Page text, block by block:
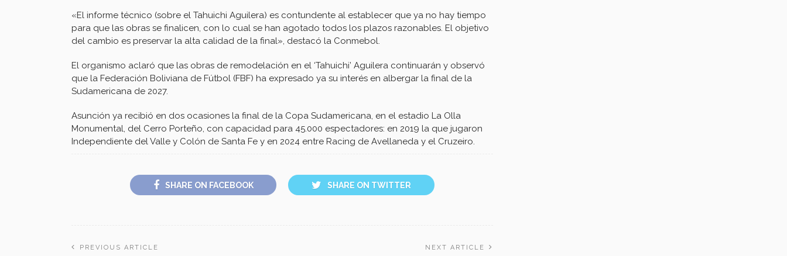
«El informe técnico (sobre el Tahuichi Aguilera) es contundente al establecer que ya no hay tiempo
para que las obras se finalicen, con lo cual se han agotado todos los plazos razonables. El objetivo
del cambio es preservar la alta calidad de la final», destacó la Conmebol.
El organismo aclaró que las obras de remodelación en el ‘Tahuichi’ Aguilera continuarán y observó
que la Federación Boliviana de Fútbol (FBF) ha expresado ya su interés en albergar la final de la
Sudamericana de 2027.
Asunción ya recibió en dos ocasiones la final de la Copa Sudamericana, en el estadio La Olla
Monumental, del Cerro Porteño, con capacidad para 45.000 espectadores: en 2019 la que jugaron
Independiente del Valle y Colón de Santa Fe y en 2024 entre Racing de Avellaneda y el Cruzeiro.
SHARE ON FACEBOOK SHARE ON TWITTER
PREVIOUS ARTICLE NEXT ARTICLE